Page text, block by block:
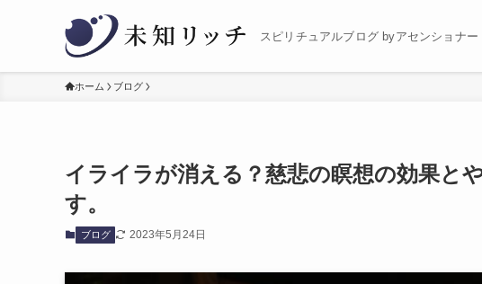
スピリチュアルブログ byアセンショナー
ホーム ブログ
イライラが消える？慈悲の瞑想の効果と
す。
ブログ 2023年5月24日